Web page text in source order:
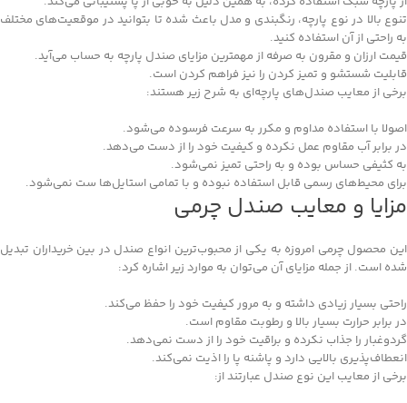
تنوع بالا در نوع پارچه، رنگبندی و مدل باعث شده تا بتوانید در موقعیت‌های مختلف
به راحتی از آن استفاده کنید.
قیمت ارزان و مقرون به صرفه از مهمترین مزایای صندل پارچه به حساب می‌آید.
قابلیت شستشو و تمیز کردن را نیز فراهم کردن است.
برخی از معایب صندل‌های پارچه‌ای به شرح زیر هستند:
اصولا با استفاده مداوم و مکرر به سرعت فرسوده می‌شود.
در برابر آب مقاوم عمل نکرده و کیفیت خود را از دست می‌دهد.
به کثیفی حساس بوده و به راحتی تمیز نمی‌شود.
برای محیط‌های رسمی قابل استفاده نبوده و با تمامی استایل‌ها ست نمی‌شود.
مزایا و معایب صندل چرمی
این محصول چرمی امروزه به یکی از محبوب‌ترین انواع صندل در بین خریداران تبدیل
شده است. از جمله مزایای آن می‌توان به موارد زیر اشاره کرد:
راحتی بسیار زیادی داشته و به مرور کیفیت خود را حفظ می‌کند.
در برابر حرارت بسیار بالا و رطوبت مقاوم است.
گردوغبار را جذاب نکرده و براقیت خود را از دست نمی‌دهد.
انعطاف‌پذیری بالایی دارد و پاشنه پا را اذیت نمی‌کند.
برخی از معایب این نوع صندل عبارتند از: